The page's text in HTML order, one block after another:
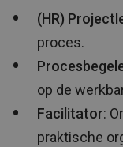
(HR)
proces.
op de
Facilitator:
praktische